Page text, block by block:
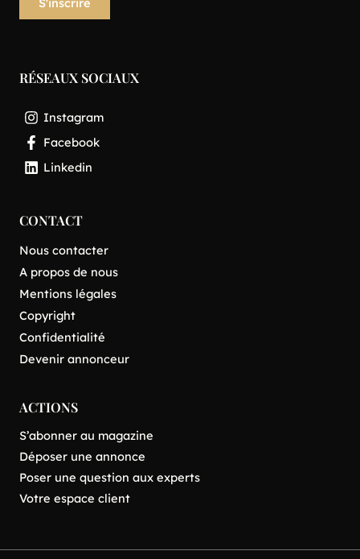
RÉSEAUX SOCIAUX
Instagram
Facebook
Linkedin
CONTACT
Nous contacter
A propos de nous
Mentions légales
Copyright
Confidentialité
Devenir annonceur
ACTIONS
S’abonner au magazine
Déposer une annonce
Poser une question aux experts
Votre espace client